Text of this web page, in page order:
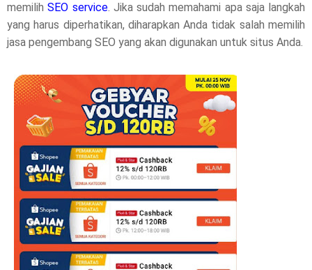
memilihSEO service. Jika sudah memahami apa saja langkah
yang harus diperhatikan, diharapkan Anda tidak salah memilih
jasa pengembang SEO yang akan digunakan untuk situs Anda.